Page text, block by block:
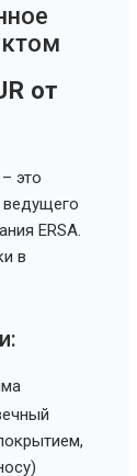
от
это
ведущего
ERSA.
в